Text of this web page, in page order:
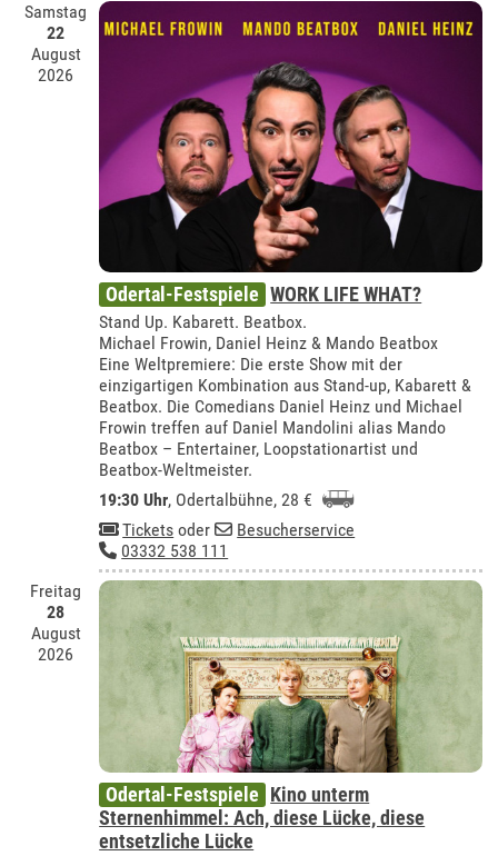
Samstag
22
August
2026
Odertal-Festspiele WORK LIFE WHAT?
Stand Up. Kabarett. Beatbox.
Michael Frowin, Daniel Heinz & Mando Beatbox
Eine Weltpremiere: Die erste Show mit der
einzigartigen Kombination aus Stand-up, Kabarett &
Beatbox. Die Comedians Daniel Heinz und Michael
Frowin treffen auf Daniel Mandolini alias Mando
Beatbox – Entertainer, Loopstationartist und
Beatbox-Weltmeister.
19:30 Uhr, Odertalbühne, 28 €
Tickets oder
Besucherservice
03332 538 111
Freitag
28
August
2026
Odertal-Festspiele Kino unterm
Sternenhimmel: Ach, diese Lücke, diese
entsetzliche Lücke